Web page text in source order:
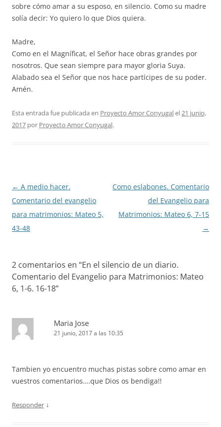
sobre cómo amar a su esposo, en silencio. Como su madre
solía decir: Yo quiero lo que Dios quiera.
Madre,
Como en el Magníficat, el Señor hace obras grandes por
nosotros. Que sean siempre para mayor gloria Suya.
Alabado sea el Señor que nos hace partícipes de su poder.
Amén.
Esta entrada fue publicada en Proyecto Amor Conyugalel21 junio,
2017 por Proyecto Amor Conyugal.
Navegación
de
entradas
← A medio hacer.
Comentario del evangelio
para matrimonios: Mateo 5,
43-48
Como eslabones. Comentario
del Evangelio para
Matrimonios: Mateo 6, 7-15
→
2 comentarios en “En el silencio de un diario.
Comentario del Evangelio para Matrimonios: Mateo
6, 1-6. 16-18”
Maria Jose
21 junio, 2017 a las 10:35
Tambien yo encuentro muchas pistas sobre como amar en
vuestros comentarios….que Dios os bendiga!!
Responder ↓